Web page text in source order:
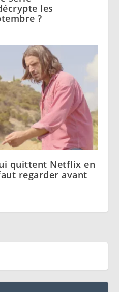
les
?
quittent Netflix en
regarder avant